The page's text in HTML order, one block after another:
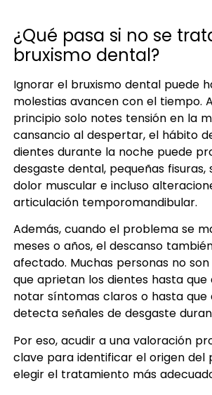
¿Qué pasa si no se
bruxismo dental?
Ignorar el bruxismo dental puede
molestias avancen con el tiempo.
principio solo notes tensión en la
cansancio al despertar, el hábito
dientes durante la noche puede
desgaste dental, pequeñas fisuras,
dolor muscular e incluso
articulación temporomandibular.
Además, cuando el problema se
meses o años, el descanso
afectado. Muchas personas no
que aprietan los dientes hasta que
notar síntomas claros o hasta que
detecta señales de desgaste
Por eso, acudir a una valoración
clave para identificar el origen del
elegir el tratamiento más